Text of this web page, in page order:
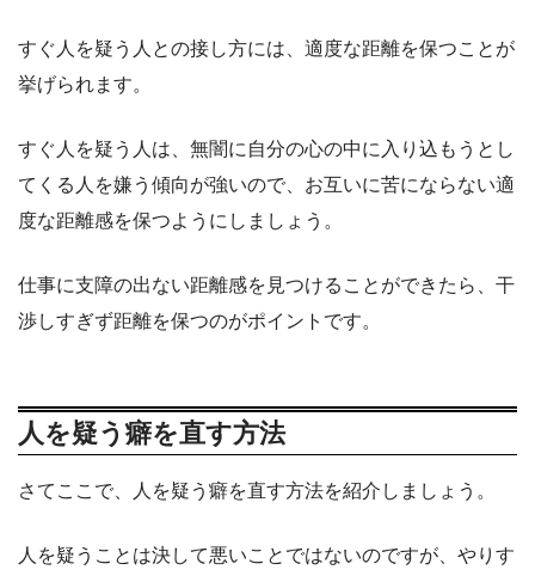
すぐ人を疑う人との接し方には、適度な距離を保つことが
挙げられます。
すぐ人を疑う人は、無闇に自分の心の中に入り込もうとし
てくる人を嫌う傾向が強いので、お互いに苦にならない適
度な距離感を保つようにしましょう。
仕事に支障の出ない距離感を見つけることができたら、干
渉しすぎず距離を保つのがポイントです。
人を疑う癖を直す方法
さてここで、人を疑う癖を直す方法を紹介しましょう。
人を疑うことは決して悪いことではないのですが、やりす